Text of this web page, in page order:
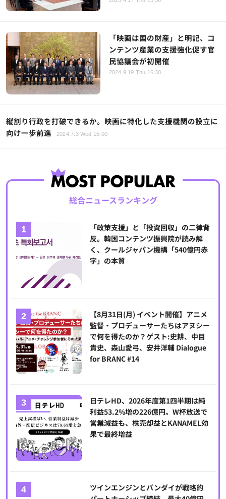
「映画は国の財産」と明記、コ
ンテンツ産業の支援強化促す官
民協議会が初開催
2024.9.19 Thu 16:30
縦割り行政を打破できるか。映画に特化した支援機関の設立に
向け一歩前進
2024.7.3 Wed 15:00
総合ニュースランキング
「政策支援」と「投資回収」の二律背
反。韓国コンテンツ振興院が読み解
く、クールジャパン機構「540億円赤
字」の本質
【8月31日(月) イベント開催】アニメ
監督・プロデューサーたちはアヌシー
で何を得たのか？ゲスト:史耕、中目
貴史、森山愛弓、安井洋輔 Dialogue
for BRANC #14
日テレHD、2026年度第1四半期は純
利益53.2%増の226億円。W杯放送で
営業減益も、株売却益とKANAMEL効
果で最終増益
ツインエンジンとバンダイが戦略的